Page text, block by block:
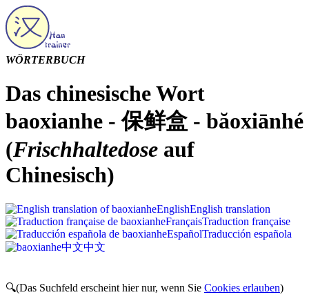
WÖRTERBUCH
Das chinesische Wort
baoxianhe - 保鲜盒 - băoxiānhé
(Frischhaltedose auf
Chinesisch)
EnglishEnglish translation
FrançaisTraduction française
EspañolTraducción española
中文中文
🔍(Das Suchfeld erscheint hier nur, wenn Sie Cookies erlauben)